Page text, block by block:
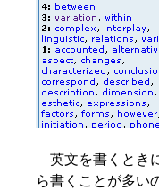
英文を書くとき
ら書くことが多い